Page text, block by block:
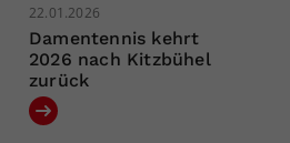
22.01.2026
Damentennis kehrt
2026 nach Kitzbühel
zurück